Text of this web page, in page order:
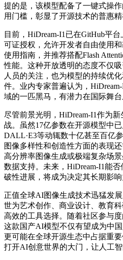
提的是，该模型配备了一键式操
用门槛，彰显了开源技术的普惠精
目前，HiDream-I1已在GitHub平
可证授权，允许开发者自由使用
使用指南，并推荐搭配Flash
性能。这种开放透明的态度不仅
人员的关注，也为模型的持续优
件。业内专家普遍认为，
域的一匹黑马，有潜力在国际舞
尽管前景光明，HiDream-I1作为
战。虽然17亿参数在开源模型中
DALL·E3等动辄数十亿甚至百亿
图像多样性和创造性方面的表现
高分辨率图像生成或极端复杂场
数据支持。未来，HiDream-I1能
破性进展，将成为决定其长期影响
正值全球AI图像生成技术迅猛发
世为艺术创作、商业设计、教育
高效的工具选择。随着社区参与
这款国产AI模型不仅有望成为中
更可能在全球开源生态中占据重
打开AI创意世界的大门，让人工智